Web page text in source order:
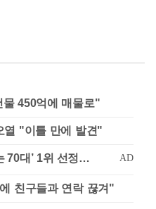
450억에 매물로"
열 "이틀 만에 발견"
친구들과 연락 끊겨"